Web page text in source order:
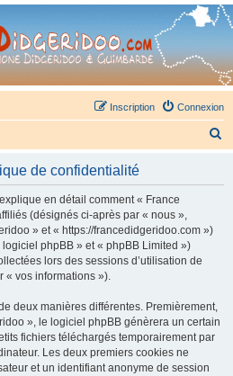
- retrouvez la communauté.
Connexion
Inscription
de confidentialité
en détail comment « France
(désignés ci-après par « nous »,
» et « https://francedidgeridoo.com »)
phpBB » et « phpBB Limited »)
lors des sessions d’utilisation de
« vos informations »).
deux manières différentes. Premièrement,
», le logiciel phpBB génèrera un certain
fichiers téléchargés temporairement par
Les deux premiers cookies ne
et un identifiant anonyme de session